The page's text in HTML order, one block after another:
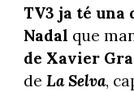
TV3 ja té una
Nadal que
de Xavier
de La Selva,